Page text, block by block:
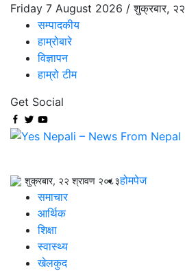
Friday 7 August 2026 /शुक्रबार,
सम्पादकीय
हाम्रोबारे
विज्ञापन
हाम्रो टीम
Get Social
शुक्रबार, २२ श्रावण २०८३होमपेज
समाचार
आर्थिक
शिक्षा
स्वास्थ्य
खेलकुद